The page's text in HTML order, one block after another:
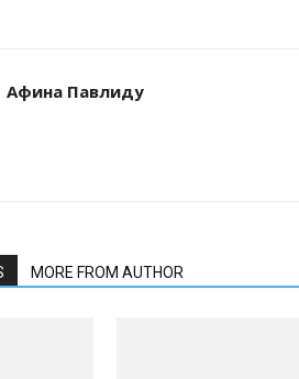
Афина Павлиду
MORE FROM AUTHOR